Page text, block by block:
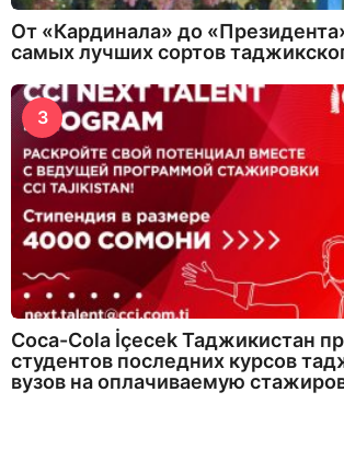
От «Кардинала» до
самых лучших сортов
3
Coca-Cola İçecek Таджикистан
студентов последних курсов
вузов на оплачиваемую